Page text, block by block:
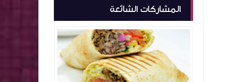
المشاركات الشائعة